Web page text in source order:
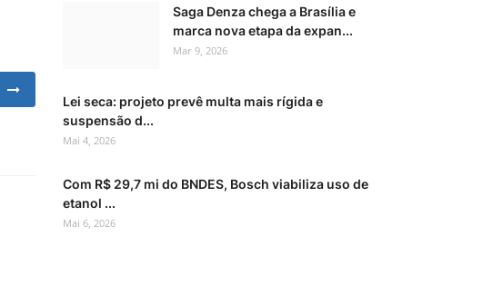
Saga Denza chega a Brasília e
marca nova etapa da expan...
Mar 9, 2026
Lei seca: projeto prevê multa mais rígida e
suspensão d...
Mai 4, 2026
Com R$ 29,7 mi do BNDES, Bosch viabiliza uso de
etanol ...
Mai 6, 2026